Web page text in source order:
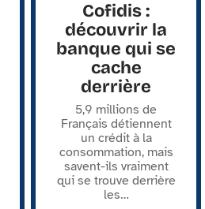
Cofidis :
découvrir la
banque qui se
cache
derrière
5,9 millions de
Français détiennent
un crédit à la
consommation, mais
savent-ils vraiment
qui se trouve derrière
les…